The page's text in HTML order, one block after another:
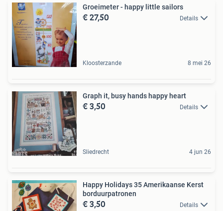
Groeimeter - happy little sailors
€ 27,50 Details
Kloosterzande 8 mei 26
Graph it, busy hands happy heart
€ 3,50 Details
Sliedrecht 4 jun 26
Happy Holidays 35 Amerikaanse Kerst
borduurpatronen
€ 3,50 Details